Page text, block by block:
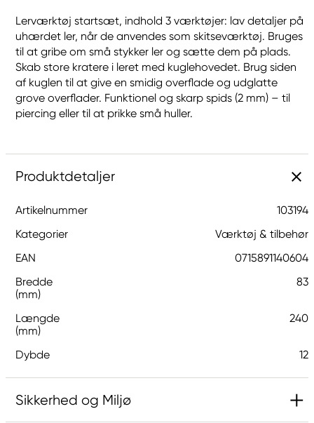
Lerværktøj startsæt, indhold 3 værktøjer: lav detaljer på
uhærdet ler, når de anvendes som skitseværktøj. Bruges
til at gribe om små stykker ler og sætte dem på plads.
Skab store kratere i leret med kuglehovedet. Brug siden
af kuglen til at give en smidig overflade og udglatte
grove overflader. Funktionel og skarp spids (2 mm) – til
piercing eller til at prikke små huller.
Produktdetaljer
Artikelnummer
103194
Kategorier
Værktøj & tilbehør
EAN
0715891140604
Bredde
(mm)
83
Længde
(mm)
240
Dybde 12
Sikkerhed og Miljø